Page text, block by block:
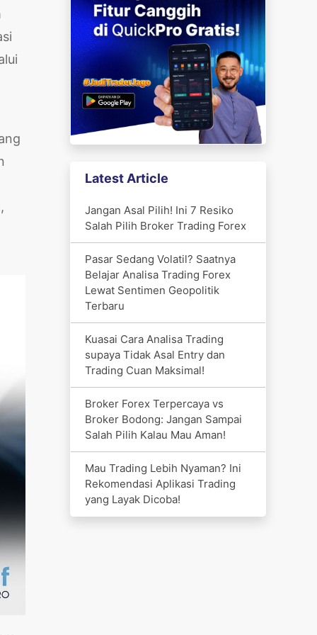
Latest Article
Jangan Asal Pilih! Ini 7 Resiko
Salah Pilih Broker Trading Forex
Pasar Sedang Volatil? Saatnya
Belajar Analisa Trading Forex
Lewat Sentimen Geopolitik
Terbaru
Kuasai Cara Analisa Trading
supaya Tidak Asal Entry dan
Trading Cuan Maksimal!
Broker Forex Terpercaya vs
Broker Bodong: Jangan Sampai
Salah Pilih Kalau Mau Aman!
Mau Trading Lebih Nyaman? Ini
Rekomendasi Aplikasi Trading
yang Layak Dicoba!